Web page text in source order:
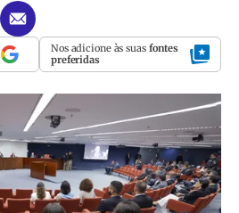
Nos adicione às suas fontes
preferidas